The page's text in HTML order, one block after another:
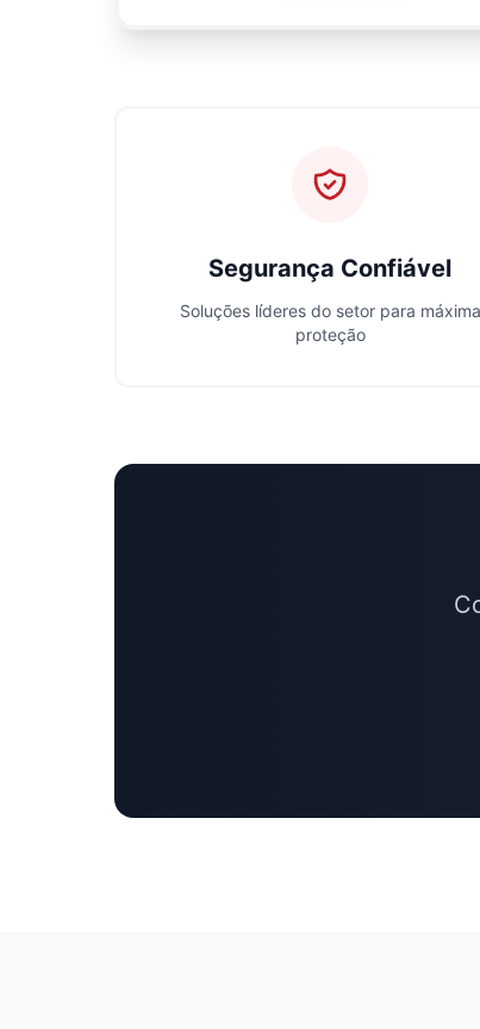
Segurança Confiável
Soluções líderes do setor para máxima
proteção